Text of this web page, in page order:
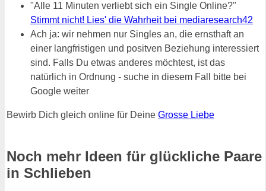
"Alle 11 Minuten verliebt sich ein Single Online?"
Stimmt nicht! Lies' die Wahrheit bei mediaresearch42
Ach ja: wir nehmen nur Singles an, die ernsthaft an
einer langfristigen und positven Beziehung interessiert
sind. Falls Du etwas anderes möchtest, ist das
natürlich in Ordnung - suche in diesem Fall bitte bei
Google weiter
Bewirb Dich gleich online für Deine Grosse Liebe
Noch mehr Ideen für glückliche Paare
in Schlieben